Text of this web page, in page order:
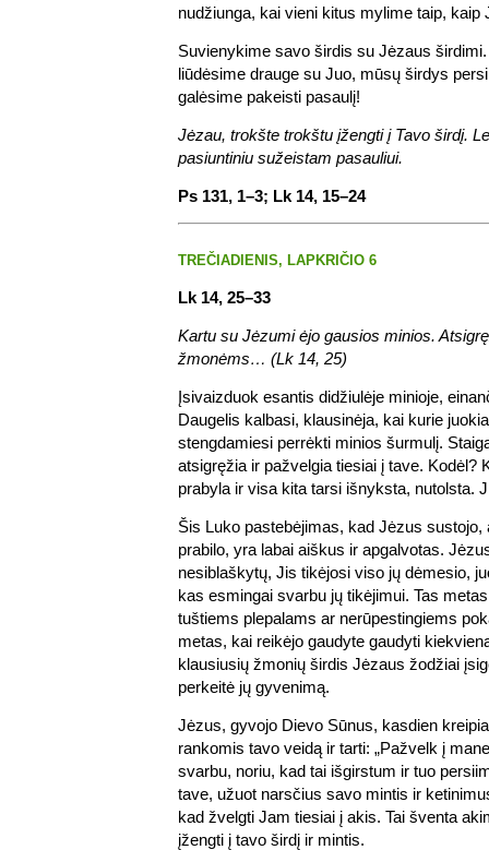
nudžiunga, kai vieni kitus mylime taip, kaip
Suvienykime savo širdis su Jėzaus
liūdėsime drauge su Juo, mūsų širdys
galėsime pakeisti pasaulį!
Jėzau, trokšte trokštu įžengti į Tavo širdį.
pasiuntiniu sužeistam pasauliui.
Ps 131, 1–3; Lk 14, 15–24
TREČIADIENIS, LAPKRIČIO 6
Lk 14, 25–33
Kartu su Jėzumi ėjo gausios minios.
žmonėms… (Lk 14, 25)
Įsivaizduok esantis didžiulėje minioje,
Daugelis kalbasi, klausinėja, kai kurie
stengdamiesi perrėkti minios šurmulį.
atsigręžia ir pažvelgia tiesiai į tave. Kodėl?
prabyla ir visa kita tarsi išnyksta, nutolsta.
Šis Luko pastebėjimas, kad Jėzus sustojo,
prabilo, yra labai aiškus ir apgalvotas.
nesiblaškytų, Jis tikėjosi viso jų dėmesio,
kas esmingai svarbu jų tikėjimui. Tas
tuštiems plepalams ar nerūpestingiems
metas, kai reikėjo gaudyte gaudyti
klausiusių žmonių širdis Jėzaus žodžiai
perkeitė jų gyvenimą.
Jėzus, gyvojo Dievo Sūnus, kasdien
rankomis tavo veidą ir tarti: „Pažvelk į
svarbu, noriu, kad tai išgirstum ir tuo
tave, užuot narsčius savo mintis ir
kad žvelgti Jam tiesiai į akis. Tai šventa
įžengti į tavo širdį ir mintis.